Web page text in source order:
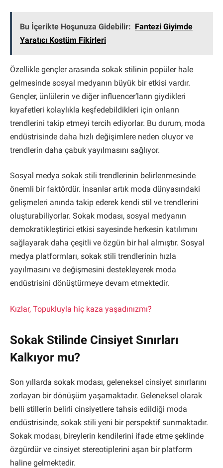
Bu İçerikte Hoşunuza Gidebilir: Fantezi Giyimde
Yaratıcı Kostüm Fikirleri
Özellikle gençler arasında sokak stilinin popüler hale
gelmesinde sosyal medyanın büyük bir etkisi vardır.
Gençler, ünlülerin ve diğer influencer’ların giydikleri
kıyafetleri kolaylıkla keşfedebildikleri için onların
trendlerini takip etmeyi tercih ediyorlar. Bu durum, moda
endüstrisinde daha hızlı değişimlere neden oluyor ve
trendlerin daha çabuk yayılmasını sağlıyor.
Sosyal medya sokak stili trendlerinin belirlenmesinde
önemli bir faktördür. İnsanlar artık moda dünyasındaki
gelişmeleri anında takip ederek kendi stil ve trendlerini
oluşturabiliyorlar. Sokak modası, sosyal medyanın
demokratikleştirici etkisi sayesinde herkesin katılımını
sağlayarak daha çeşitli ve özgün bir hal almıştır. Sosyal
medya platformları, sokak stili trendlerinin hızla
yayılmasını ve değişmesini destekleyerek moda
endüstrisini dönüştürmeye devam etmektedir.
Kızlar, Topukluyla hiç kaza yaşadınızmı?
Sokak Stilinde Cinsiyet Sınırları
Kalkıyor mu?
Son yıllarda sokak modası, geleneksel cinsiyet sınırlarını
zorlayan bir dönüşüm yaşamaktadır. Geleneksel olarak
belli stillerin belirli cinsiyetlere tahsis edildiği moda
endüstrisinde, sokak stili yeni bir perspektif sunmaktadır.
Sokak modası, bireylerin kendilerini ifade etme şeklinde
özgürdür ve cinsiyet stereotiplerini aşan bir platform
haline gelmektedir.